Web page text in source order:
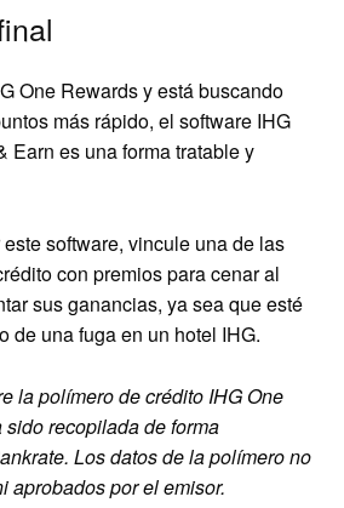
One Rewards y está buscando
más rápido, el software IHG
Earn es una forma tratable y
software, vincule una de las
con premios para cenar al
sus ganancias, ya sea que esté
de una fuga en un hotel IHG.
la polímero de crédito IHG One
recopilada de forma
Los datos de la polímero no
aprobados por el emisor.